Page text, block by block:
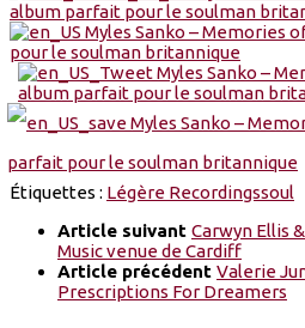
Étiquettes : Légère Recordingssoul
Article suivant Carwyn Ellis
Music venue de Cardiff
Article précédent Valerie
Prescriptions For Dreamers